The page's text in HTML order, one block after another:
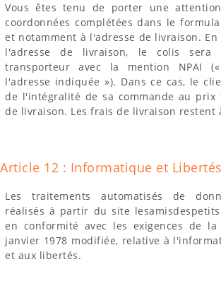
Vous êtes tenu de porter une
coordonnées complétées dans le
et notamment à l'adresse de livraison.
l'adresse de livraison, le colis sera
transporteur avec la mention NPAI
l'adresse indiquée »). Dans ce cas, le
de l'intégralité de sa commande au prix
de livraison. Les frais de livraison restent
Article 12 : Informatique et Libertés
Les traitements automatisés de
réalisés à partir du site
en conformité avec les exigences de
janvier 1978 modifiée, relative à
et aux libertés.